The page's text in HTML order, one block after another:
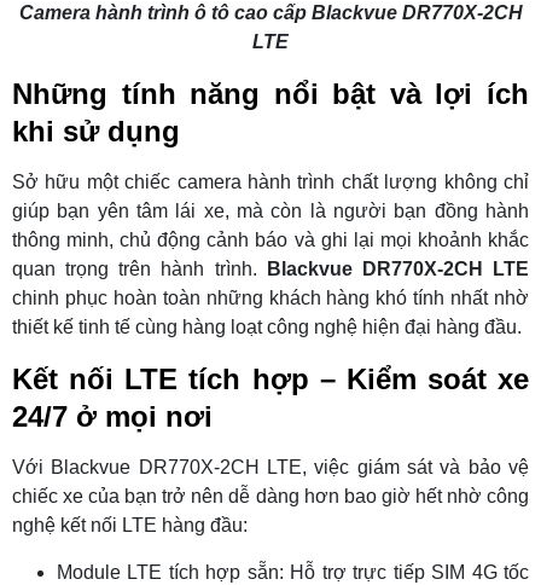
Camera hành trình ô tô cao cấp Blackvue DR770X-2CH
LTE
Những tính năng nổi bật và lợi ích
khi sử dụng
Sở hữu một chiếc camera hành trình chất lượng không chỉ
giúp bạn yên tâm lái xe, mà còn là người bạn đồng hành
thông minh, chủ động cảnh báo và ghi lại mọi khoảnh khắc
quan trọng trên hành trình. Blackvue DR770X-2CH LTE
chinh phục hoàn toàn những khách hàng khó tính nhất nhờ
thiết kế tinh tế cùng hàng loạt công nghệ hiện đại hàng đầu.
Kết nối LTE tích hợp – Kiểm soát xe
24/7 ở mọi nơi
Với Blackvue DR770X-2CH LTE, việc giám sát và bảo vệ
chiếc xe của bạn trở nên dễ dàng hơn bao giờ hết nhờ công
nghệ kết nối LTE hàng đầu:
Module LTE tích hợp sẵn: Hỗ trợ trực tiếp SIM 4G tốc